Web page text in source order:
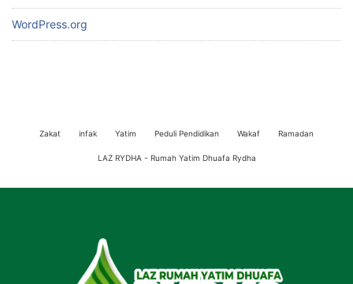
WordPress.org
Zakat infak Yatim Peduli Pendidikan Wakaf Ramadan
LAZ RYDHA - Rumah Yatim Dhuafa Rydha